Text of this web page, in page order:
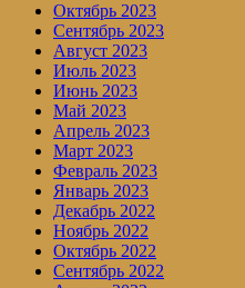
Октябрь 2023
Сентябрь 2023
Август 2023
Июль 2023
Июнь 2023
Май 2023
Апрель 2023
Март 2023
Февраль 2023
Январь 2023
Декабрь 2022
Ноябрь 2022
Октябрь 2022
Сентябрь 2022